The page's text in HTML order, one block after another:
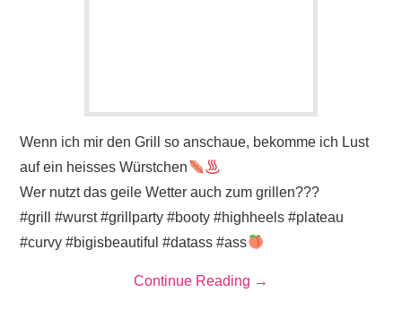
Wenn ich mir den Grill so anschaue, bekomme ich Lust
auf ein heisses Würstchen
Wer nutzt das geile Wetter auch zum grillen???
#grill #wurst #grillparty #booty #highheels #plateau
#curvy #bigisbeautiful #datass #ass
Continue Reading →